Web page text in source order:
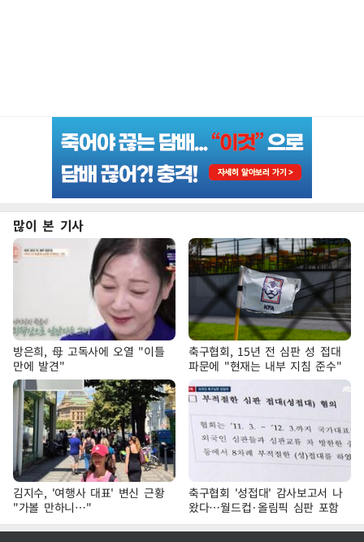
많이 본 기사
방은희, 母 고독사에 오열 "이틀
만에 발견"
축구협회, 15년 전 심판 성 접대
파문에 "현재는 내부 지침 준수"
김지수, '여행사 대표' 변신 근황
"가볼 만하니…"
축구협회 '성접대' 감사보고서 나
왔다…월드컵·올림픽 심판 포함